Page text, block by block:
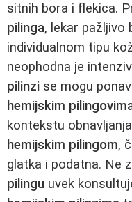
sitnih bora i flekica.
pilinga, lekar pažljivo
individualnom tipu
neophodna je
pilinzi se mogu
hemijskim
kontekstu
hemijskim pilingom,
glatka i podatna. Ne
pilingu uvek